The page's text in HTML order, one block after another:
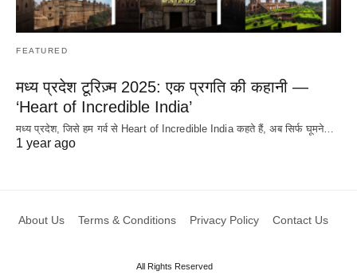
FEATURED
मध्य प्रदेश टूरिज़्म 2025: एक प्रगति की कहानी —
‘Heart of Incredible India’
मध्य प्रदेश, जिसे हम गर्व से Heart of Incredible India कहते हैं, अब सिर्फ घूमने…
1 year ago
About Us Terms & Conditions Privacy Policy Contact Us
All Rights Reserved